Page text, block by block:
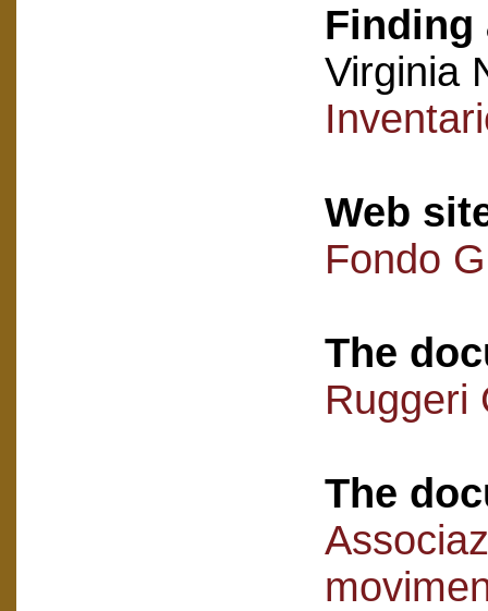
Finding
Virginia
Web
Fondo
The
Ruggeri
The